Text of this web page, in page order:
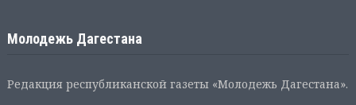
Молодежь Дагестана
Редакция республиканской газеты «Молодежь Дагестана».